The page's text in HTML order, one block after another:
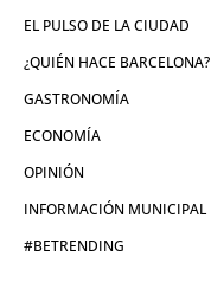
EL PULSO DE LA CIUDAD
¿QUIÉN HACE BARCELONA?
GASTRONOMÍA
ECONOMÍA
OPINIÓN
INFORMACIÓN MUNICIPAL
#BETRENDING